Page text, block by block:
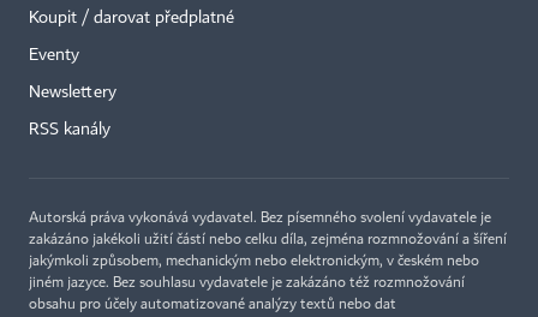
Koupit / darovat předplatné
Eventy
Newslettery
RSS kanály
Autorská práva vykonává vydavatel. Bez písemného svolení vydavatele je
zakázáno jakékoli užití částí nebo celku díla, zejména rozmnožování a šíření
jakýmkoli způsobem, mechanickým nebo elektronickým, v českém nebo
jiném jazyce. Bez souhlasu vydavatele je zakázáno též rozmnožování
obsahu pro účely automatizované analýzy textů nebo dat